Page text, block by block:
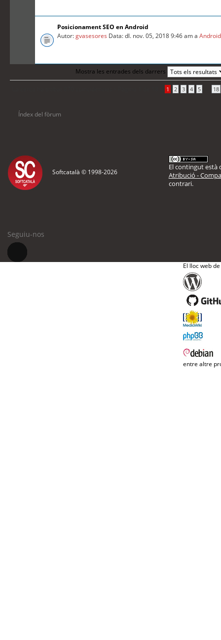
Posicionament SEO en Android
Autor:gvasesores Data: dl. nov. 05, 2018 9:46 am aAndroid
Mostra les entrades dels darrers
1 2 3 4 5 18
Índex del fòrum
Softcatalà © 1998-2026
El contingut està
Atribució -
contrari.
Seguiu-nos
El lloc web
entre altre